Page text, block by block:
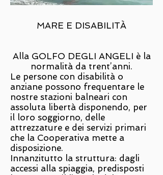
MARE E DISABILITÀ
Alla GOLFO DEGLI ANGELI è la
normalità da trent’anni.
Le persone con disabilità o
anziane possono frequentare le
nostre stazioni balneari con
assoluta libertà disponendo, per
il loro soggiorno, delle
attrezzature e dei servizi primari
che la Cooperativa mette a
disposizione.
Innanzitutto la struttura: dagli
accessi alla spiaggia, predisposti